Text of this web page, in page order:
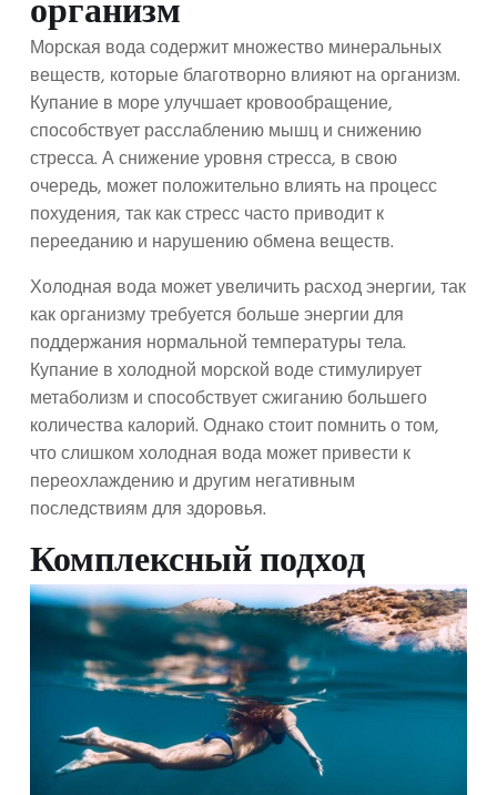
организм
Морская вода содержит множество минеральных
веществ, которые благотворно влияют на организм.
Купание в море улучшает кровообращение,
способствует расслаблению мышц и снижению
стресса. А снижение уровня стресса, в свою
очередь, может положительно влиять на процесс
похудения, так как стресс часто приводит к
перееданию и нарушению обмена веществ.
Холодная вода может увеличить расход энергии, так
как организму требуется больше энергии для
поддержания нормальной температуры тела.
Купание в холодной морской воде стимулирует
метаболизм и способствует сжиганию большего
количества калорий. Однако стоит помнить о том,
что слишком холодная вода может привести к
переохлаждению и другим негативным
последствиям для здоровья.
Комплексный подход